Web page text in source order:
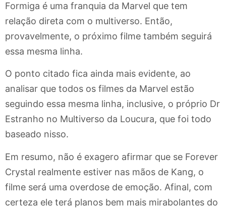
Formiga é uma franquia da Marvel que tem
relação direta com o multiverso. Então,
provavelmente, o próximo filme também seguirá
essa mesma linha.
O ponto citado fica ainda mais evidente, ao
analisar que todos os filmes da Marvel estão
seguindo essa mesma linha, inclusive, o próprio Dr
Estranho no Multiverso da Loucura, que foi todo
baseado nisso.
Em resumo, não é exagero afirmar que se Forever
Crystal realmente estiver nas mãos de Kang, o
filme será uma overdose de emoção. Afinal, com
certeza ele terá planos bem mais mirabolantes do